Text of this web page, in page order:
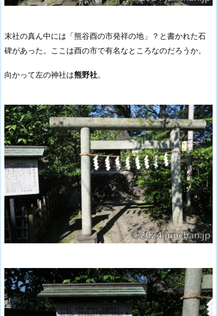
末社の真ん中には「熊谷酉の市発祥の地」？と書かれた石
碑があった。ここは酉の市で有名なところなのだろうか。
向かって左の神社は熊野社。